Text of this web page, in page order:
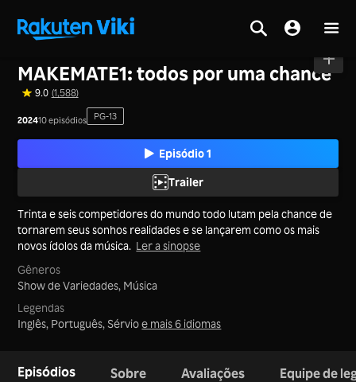
MAKEMATE1: todos por uma chance
9.0 (1,588)
202410 episódios PG-13
Episódio 1
Trailer
Trinta e seis competidores do mundo todo lutam pela chance de
tornarem seus sonhos realidades e se lançarem como os mais
novos ídolos da música. Ler a sinopse
Gêneros
Show de Variedades, Música
Legendas
Inglês, Português, Sérvioe mais 6 idiomas
Episódios Sobre Avaliações Equipe de